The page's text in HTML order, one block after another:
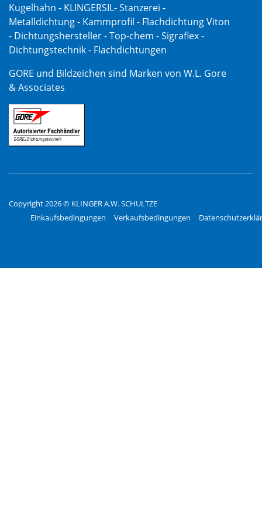
Kugelhahn - KLINGERSIL- Stanzerei -
Metalldichtung - Kammprofil - Flachdichtung Viton
- Dichtungshersteller - Top-chem - Sigraflex -
Dichtungstechnik - Flachdichtungen
GORE und Bildzeichen sind Marken von W.L. Gore
& Associates
Copyright 2026 © KLINGER A.W. SCHULTZE
Einkaufsbedingungen
Verkaufsbedingungen